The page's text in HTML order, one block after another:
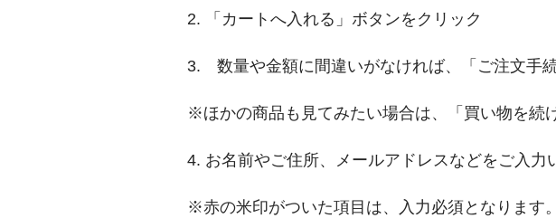
2. 「カートへ 入れる」ボタンをクリック
3. 数量や金額に間違いがなければ、「ご注文手続
※ほかの商品も見てみたい場合は、「買い物を続
4. お名前やご住所、メールアドレスなどをご入力
※赤の米印がついた項目は、入力必須となります